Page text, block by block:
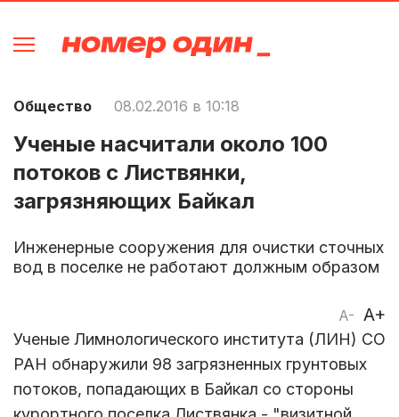
Общество 08.02.2016 в 10:18
Ученые насчитали около 100
потоков с Листвянки,
загрязняющих Байкал
Инженерные сооружения для очистки сточных
вод в поселке не работают должным образом
A- A+
Ученые Лимнологического института (ЛИН) СО
РАН обнаружили 98 загрязненных грунтовых
потоков, попадающих в Байкал со стороны